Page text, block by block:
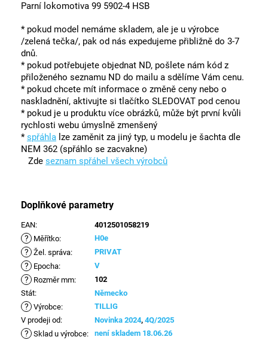
Parní lokomotiva 99 5902-4 HSB
* pokud model nemáme skladem, ale je u výrobce
/zelená tečka/, pak od nás expedujeme přibližně do 3-7
dnů.
* pokud potřebujete objednat ND, pošlete nám kód z
přiloženého seznamu ND do mailu a sdělíme Vám cenu.
* pokud chcete mít informace o změně ceny nebo o
naskladnění, aktivujte si tlačítko SLEDOVAT pod cenou
* pokud je u produktu více obrázků, může být první kvůli
rychlosti webu úmyslně zmenšený
*spřáhla lze zaměnit za jiný typ, u modelu je šachta dle
NEM 362 (spřáhlo se zacvakne)
Zde seznam spřáhel všech výrobců
Doplňkové parametry
EAN: 4012501058219
? Měřítko: H0e
? Žel. správa: PRIVAT
? Epocha: V
? Rozměr mm:
102
Stát: Německo
? Výrobce:
TILLIG
V prodeji od: Novinka 2024, 4Q/2025
? Sklad u výrobce: není skladem 18.06.26